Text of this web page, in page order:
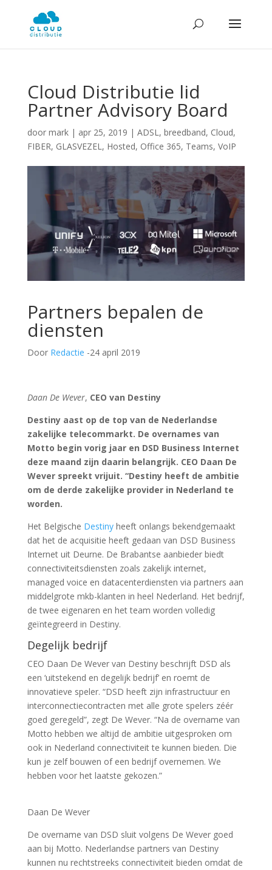
Cloud Distributie lid
Partner Advisory Board
door mark| apr 25, 2019 | ADSL, breedband, Cloud,
FIBER, GLASVEZEL, Hosted, Office 365, Teams, VoIP
Partners bepalen de
diensten
Door Redactie -24 april 2019
Daan De Wever, CEO van Destiny
Destiny aast op de top van de Nederlandse
zakelijke telecommarkt. De overnames van
Motto begin vorig jaar en DSD Business Internet
deze maand zijn daarin belangrijk. CEO Daan De
Wever spreekt vrijuit. “Destiny heeft de ambitie
om de derde zakelijke provider in Nederland te
worden.
Het Belgische Destinyheeft onlangs bekendgemaakt
dat het de acquisitie heeft gedaan van DSD Business
Internet uit Deurne. De Brabantse aanbieder biedt
connectiviteitsdiensten zoals zakelijk internet,
managed voice en datacenterdiensten via partners aan
middelgrote mkb-klanten in heel Nederland. Het bedrijf,
de twee eigenaren en het team worden volledig
geïntegreerd in Destiny.
Degelijk bedrijf
CEO Daan De Wever van Destiny beschrijft DSD als
een ‘uitstekend en degelijk bedrijf’ en roemt de
innovatieve speler. “DSD heeft zijn infrastructuur en
interconnectiecontracten met alle grote spelers zéér
goed geregeld”, zegt De Wever. “Na de overname van
Motto hebben we altijd de ambitie uitgesproken om
ook in Nederland connectiviteit te kunnen bieden. Die
kun je zelf bouwen of een bedrijf overnemen. We
hebben voor het laatste gekozen.”
Daan De Wever
De overname van DSD sluit volgens De Wever goed
aan bij Motto. Nederlandse partners van Destiny
kunnen nu rechtstreeks connectiviteit bieden omdat de